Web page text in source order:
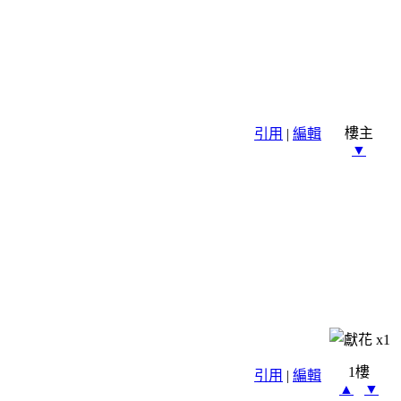
引用 | 編輯
樓主
▼
x1
引用 | 編輯
1樓
▲
▼